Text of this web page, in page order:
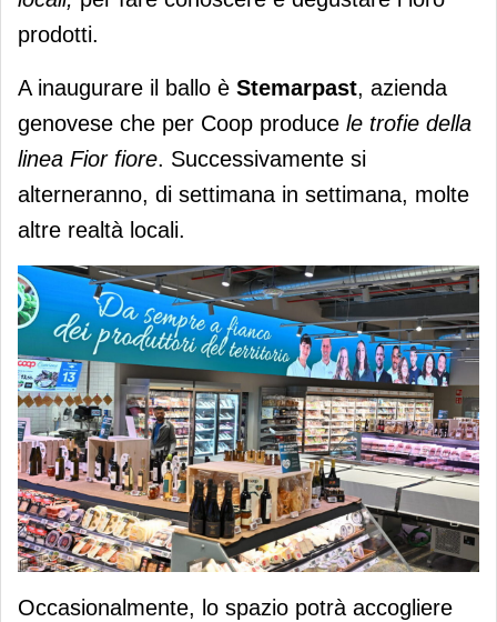
prodotti.
A inaugurare il ballo è Stemarpast, azienda
genovese che per Coop produce le trofie della
linea Fior fiore. Successivamente si
alterneranno, di settimana in settimana, molte
altre realtà locali.
Occasionalmente, lo spazio potrà accogliere